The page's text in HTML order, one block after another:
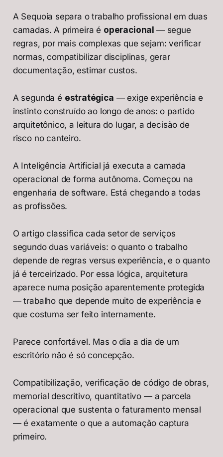
A Sequoia separa o trabalho profissional em duas
camadas. A primeira é operacional — segue
regras, por mais complexas que sejam: verificar
normas, compatibilizar disciplinas, gerar
documentação, estimar custos.
A segunda é estratégica — exige experiência e
instinto construído ao longo de anos: o partido
arquitetônico, a leitura do lugar, a decisão de
risco no canteiro.
A Inteligência Artificial já executa a camada
operacional de forma autônoma. Começou na
engenharia de software. Está chegando a todas
as profissões.
O artigo classifica cada setor de serviços
segundo duas variáveis: o quanto o trabalho
depende de regras versus experiência, e o quanto
já é terceirizado. Por essa lógica, arquitetura
aparece numa posição aparentemente protegida
— trabalho que depende muito de experiência e
que costuma ser feito internamente.
Parece confortável. Mas o dia a dia de um
escritório não é só concepção.
Compatibilização, verificação de código de obras,
memorial descritivo, quantitativo — a parcela
operacional que sustenta o faturamento mensal
— é exatamente o que a automação captura
primeiro.